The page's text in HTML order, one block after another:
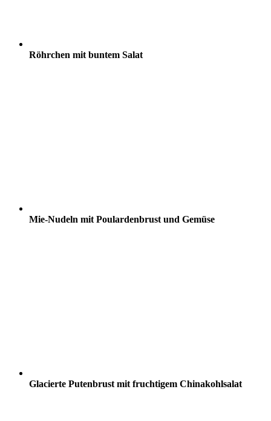
Röhrchen mit buntem Salat
Mie-Nudeln mit Poulardenbrust und Gemüse
Glacierte Putenbrust mit fruchtigem Chinakohlsalat